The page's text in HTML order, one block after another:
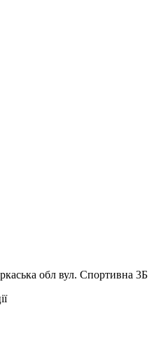
обл вул. Спортивна 3Б